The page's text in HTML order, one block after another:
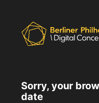
Sorry, your
date